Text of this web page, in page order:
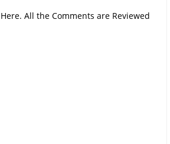
All the Comments are Reviewed